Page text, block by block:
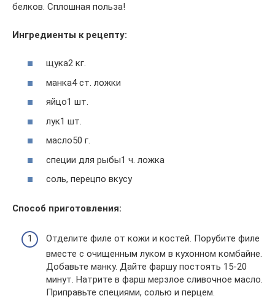
белков. Сплошная польза!
Ингредиенты к рецепту:
щука2 кг.
манка4 ст. ложки
яйцо1 шт.
лук1 шт.
масло50 г.
специи для рыбы1 ч. ложка
соль, перецпо вкусу
Способ приготовления:
Отделите филе от кожи и костей. Порубите филе
вместе с очищенным луком в кухонном комбайне.
Добавьте манку. Дайте фаршу постоять 15-20
минут. Натрите в фарш мерзлое сливочное масло.
Приправьте специями, солью и перцем.